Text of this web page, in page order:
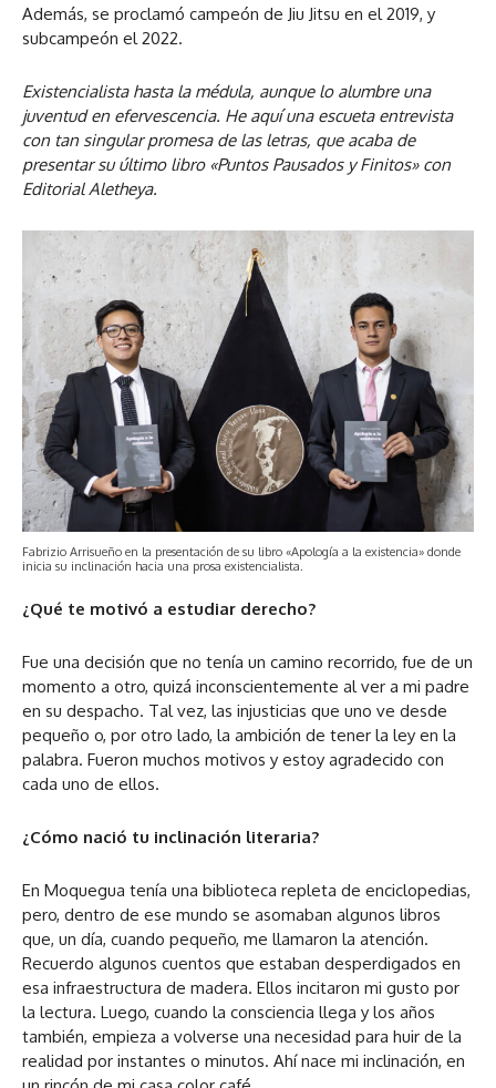
Además, se proclamó campeón de Jiu Jitsu en el 2019, y
subcampeón el 2022.
Existencialista hasta la médula, aunque lo alumbre una
juventud en efervescencia. He aquí una escueta entrevista
con tan singular promesa de las letras, que acaba de
presentar su último libro «Puntos Pausados y Finitos» con
Editorial Aletheya.
Fabrizio Arrisueño en la presentación de su libro «Apología a la existencia» donde
inicia su inclinación hacia una prosa existencialista.
¿Qué te motivó a estudiar derecho?
Fue una decisión que no tenía un camino recorrido, fue de un
momento a otro, quizá inconscientemente al ver a mi padre
en su despacho. Tal vez, las injusticias que uno ve desde
pequeño o, por otro lado, la ambición de tener la ley en la
palabra. Fueron muchos motivos y estoy agradecido con
cada uno de ellos.
¿Cómo nació tu inclinación literaria?
En Moquegua tenía una biblioteca repleta de enciclopedias,
pero, dentro de ese mundo se asomaban algunos libros
que, un día, cuando pequeño, me llamaron la atención.
Recuerdo algunos cuentos que estaban desperdigados en
esa infraestructura de madera. Ellos incitaron mi gusto por
la lectura. Luego, cuando la consciencia llega y los años
también, empieza a volverse una necesidad para huir de la
realidad por instantes o minutos. Ahí nace mi inclinación, en